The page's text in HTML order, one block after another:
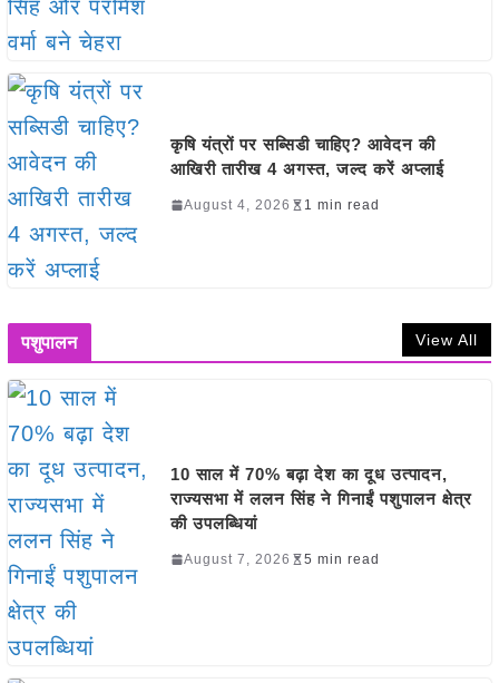
कृषि यंत्रों पर सब्सिडी चाहिए? आवेदन की
आखिरी तारीख 4 अगस्त, जल्द करें अप्लाई
August 4, 2026 1 min read
पशुपालन View All
10 साल में 70% बढ़ा देश का दूध उत्पादन,
राज्यसभा में ललन सिंह ने गिनाईं पशुपालन क्षेत्र
की उपलब्धियां
August 7, 2026 5 min read